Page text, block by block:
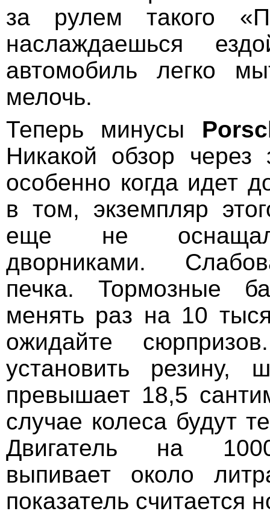
за рулем такого
наслаждаешься
автомобиль легко
мелочь.
Теперь минусы
Никакой обзор через
особенно когда идет
в том, экземпляр
еще не
дворниками.
печка. Тормозные
менять раз на 10
ожидайте
установить резину,
превышает 18,5
случае колеса будут
Двигатель на
выпивает около
показатель считается